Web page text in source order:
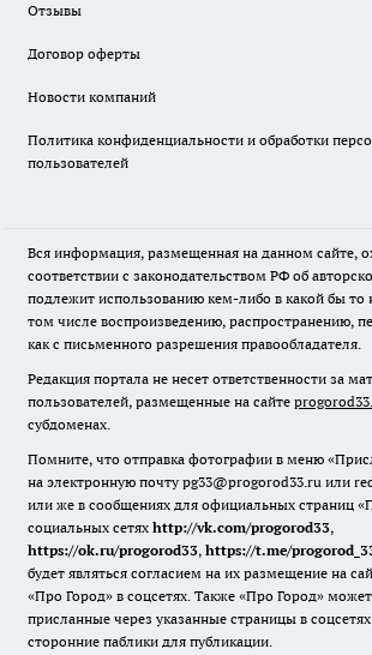
Отзывы
Договор оферты
Новости компаний
Политика конфиденциальности и обработки
пользователей
Вся информация, размещенная на данном сайте,
соответствии с законодательством РФ об
подлежит использованию кем-либо в какой бы
том числе воспроизведению, распространению,
как с письменного разрешения правообладателя.
Редакция портала не несет ответственности за
пользователей, размещенные на сайте
субдоменах.
Помните, что отправка фотографии в меню
на электронную почту pg33@progorod33.ru или
или же в сообщениях для официальных страниц
социальных сетях http://vk.com/progorod33,
https://ok.ru/progorod33, https://t.me/
будет являться согласием на их размещение на
«Про Город» в соцсетях. Также «Про Город»
присланные через указанные страницы в
сторонние паблики для публикации.